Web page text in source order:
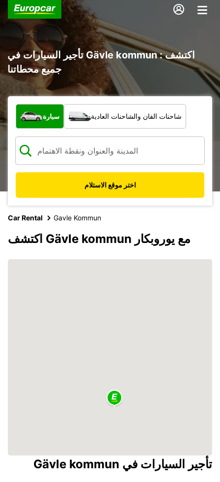
تأجير السيارات في Gävle kommun : اكتشف
جميع محطاتنا
ما نوع المركبة؟
سيارة شاحنات الفان والشاحنات العادية
اختر موقع الاستلام
Car Rental Gavle Kommun
اكتشف Gävle kommun مع يوروبكار
تأجير السيارات في Gävle kommun